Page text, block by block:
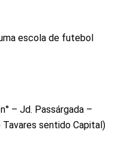
escola de futebol
– Jd. Passárgada –
Tavares sentido Capital)